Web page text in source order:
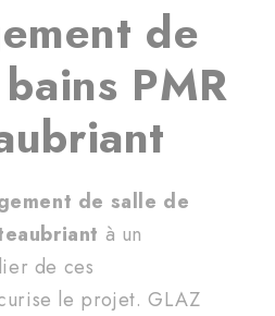
de
PMR
de salle de
à un
de ces
le projet. GLAZ